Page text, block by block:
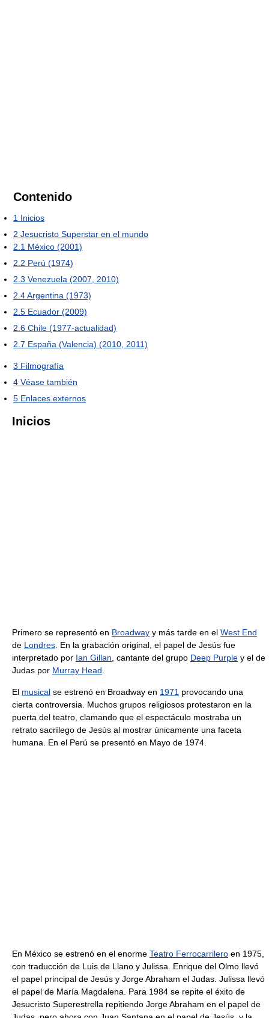
Contenido
1 Inicios
2 Jesucristo Superstar en el mundo
2.1 México (2001)
2.2 Perú (1974)
2.3 Venezuela (2007, 2010)
2.4Argentina (1973)
2.5 Ecuador (2009)
2.6 Chile (1977-actualidad)
2.7 España (Valencia) (2010, 2011)
3 Filmografía
4 Véase también
5 Enlaces externos
Inicios
Primero se representó en Broadway y más tarde en el West End
de Londres . En la grabación original, el papel de Jesús fue
interpretado por Ian Gillan , cantante del grupo Deep Purple y el de
Judas por Murray Head
El musical se estrenó en Broadway en 1971 provocando una
cierta controversia. Muchos grupos religiosos protestaron en la
puerta del teatro, clamando que el espectáculo mostraba un
retrato sacrílego de Jesús al mostrar únicamente una faceta
humana. En el Perú se presentó en Mayo de 1974.
En México se estrenó en el enorme Teatro Ferrocarrilero en 1975,
con traducción de Luis de Llano y Julissa. Enrique del Olmo llevó
el papel principal de Jesús y Jorge Abraham el Judas. Julissa llevó
el papel de María Magdalena. Para 1984 se repite el éxito de
Jesucristo Superestrella repitiendo Jorge Abraham en el papel de